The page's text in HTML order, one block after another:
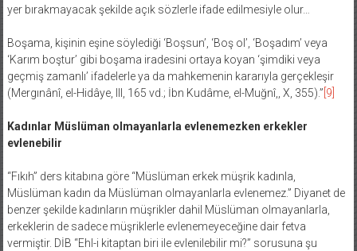
yer bırakmayacak şekilde açık sözlerle ifade edilmesiyle olur…
Boşama, kişinin eşine söylediği ‘Boşsun’, ‘Boş ol’, ‘Boşadım’ veya
‘Karım boştur’ gibi boşama iradesini ortaya koyan ‘şimdiki veya
geçmiş zamanlı’ ifadelerle ya da mahkemenin kararıyla gerçekleşir
(Mergınânî, el-Hidâye, III, 165 vd.; İbn Kudâme, el-Muğnî,, X, 355).” [9]
Kadınlar Müslüman olmayanlarla evlenemezken erkekler
evlenebilir
“Fıkıh” ders kitabına göre “Müslüman erkek müşrik kadınla,
Müslüman kadın da Müslüman olmayanlarla evlenemez.” Diyanet de
benzer şekilde kadınların müşrikler dahil Müslüman olmayanlarla,
erkeklerin de sadece müşriklerle evlenemeyeceğine dair fetva
vermiştir. DİB “Ehl-i kitaptan biri ile evlenilebilir mi?” sorusuna şu